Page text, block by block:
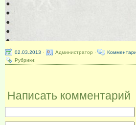
02.03.2013 · Администратор ·
Рубрики:
Написать комментарий